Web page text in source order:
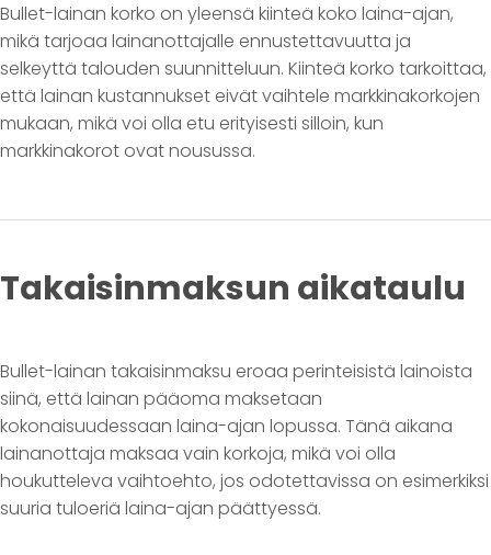
Bullet-lainan korko on yleensä kiinteä koko laina-ajan,
mikä tarjoaa lainanottajalle ennustettavuutta ja
selkeyttä talouden suunnitteluun. Kiinteä korko tarkoittaa,
että lainan kustannukset eivät vaihtele markkinakorkojen
mukaan, mikä voi olla etu erityisesti silloin, kun
markkinakorot ovat nousussa.
Takaisinmaksun aikataulu
Bullet-lainan takaisinmaksu eroaa perinteisistä lainoista
siinä, että lainan pääoma maksetaan
kokonaisuudessaan laina-ajan lopussa. Tänä aikana
lainanottaja maksaa vain korkoja, mikä voi olla
houkutteleva vaihtoehto, jos odotettavissa on esimerkiksi
suuria tuloeriä laina-ajan päättyessä.